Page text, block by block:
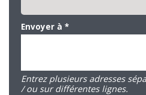
Envoyer à *
Entrez plusieurs adresses
/ ou sur différentes lignes.